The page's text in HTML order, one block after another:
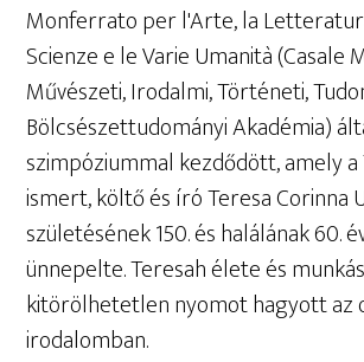
Monferrato per l'Arte, la
Scienze e le Varie Umanità (Casale
Művészeti, Irodalmi, Történeti,
Bölcsészettudományi Akadémia)
szimpóziummal kezdődött, amely
ismert, költő és író Teresa Corinna
születésének 150. és halálának 60.
ünnepelte. Teresah élete és
kitörölhetetlen nyomot hagyott az
irodalomban.